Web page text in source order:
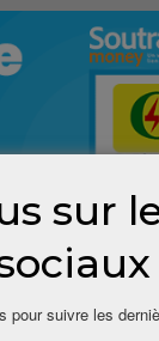
n’a pas fini
Le
Guinéennes
sur
pour suivre les